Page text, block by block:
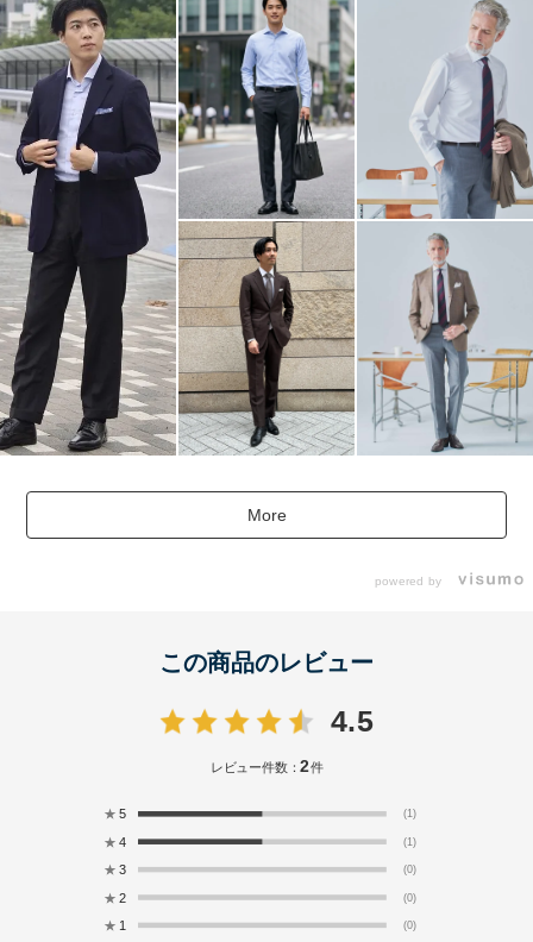
More
powered by
この商品のレビュー
4.5
レビュー件数：2件
★ 5 (1)
★ 4 (1)
★ 3 (0)
★ 2 (0)
★ 1 (0)